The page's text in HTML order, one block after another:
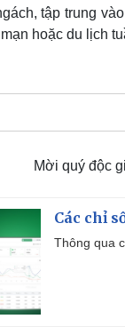
tập trung
hoặc du lịch
Mời quý độc
Các chỉ
Thông qua